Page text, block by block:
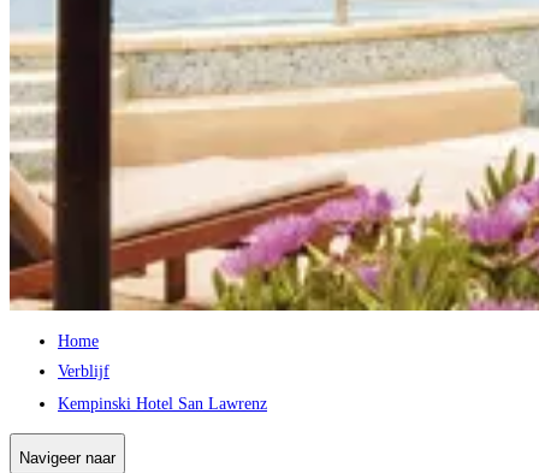
Home
Verblijf
Kempinski Hotel San Lawrenz
Navigeer naar